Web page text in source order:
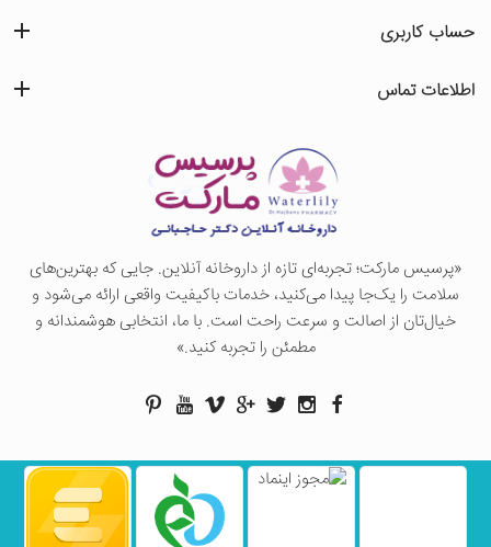
«پرسيس ماركت؛ تجربه‌ای تازه از داروخانه آنلاین. جایی که بهترین‌های
سلامت را یک‌جا پیدا می‌کنید، خدمات باکیفیت واقعی ارائه می‌شود و
خیال‌تان از اصالت و سرعت راحت است. با ما، انتخابی هوشمندانه و
مطمئن را تجربه کنید.»
حساب کاربری
اطلاعات تماس